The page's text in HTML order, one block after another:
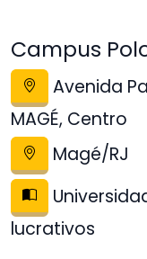
Campus
Avenida
MAGÉ, Centro
Magé/RJ
lucrativos